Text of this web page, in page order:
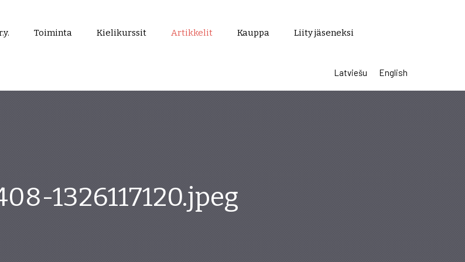
Toiminta Kielikurssit Artikkelit Kauppa Liity jäseneksi
Latviešu English
1326117120.jpeg